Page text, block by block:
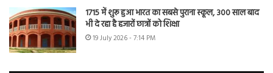
1715 में शुरू हुआ भारत का सबसे पुराना स्कूल, 300 साल बाद
भी दे रहा है हजारों छात्रों को शिक्षा
19 July 2026 - 7:14 PM